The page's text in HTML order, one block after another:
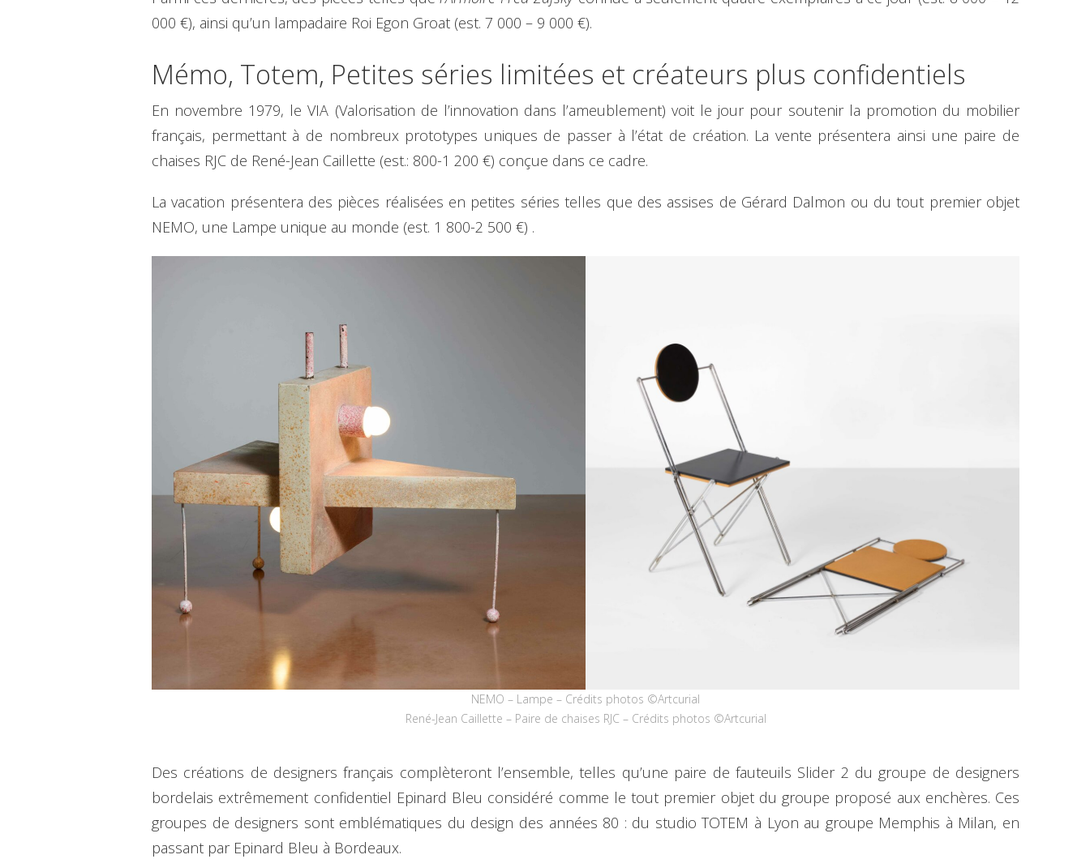
000 €), ainsi qu’un lampadaire Roi Egon Groat (est. 7 000 – 9 000 €).
Mémo, Totem, Petites séries limitées et créateurs plus confidentiels
En novembre 1979, le VIA (Valorisation de l’innovation dans l’ameublement) voit le jour pour soutenir la promotion du mobilier
français, permettant à de nombreux prototypes uniques de passer à l’état de création. La vente présentera ainsi une paire de
chaises RJC de René-Jean Caillette (est.: 800-1 200 €) conçue dans ce cadre.
La vacation présentera des pièces réalisées en petites séries telles que des assises de Gérard Dalmon ou du tout premier objet
NEMO, une Lampe unique au monde (est. 1 800-2 500 €) .
NEMO – Lampe – Crédits photos ©Artcurial
René-Jean Caillette – Paire de chaises RJC – Crédits photos ©Artcurial
Des créations de designers français complèteront l’ensemble, telles qu’une paire de fauteuils Slider 2 du groupe de designers
bordelais extrêmement confidentiel Epinard Bleu considéré comme le tout premier objet du groupe proposé aux enchères. Ces
groupes de designers sont emblématiques du design des années 80 : du studio TOTEM à Lyon au groupe Memphis à Milan, en
passant par Epinard Bleu à Bordeaux.